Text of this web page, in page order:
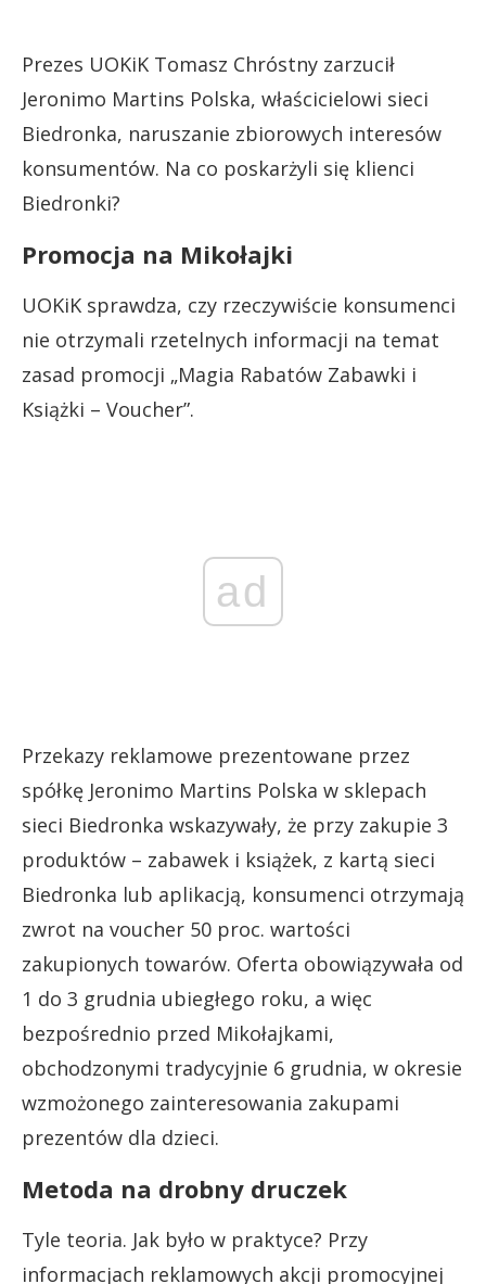
Prezes UOKiK Tomasz Chróstny zarzucił
Jeronimo Martins Polska, właścicielowi sieci
Biedronka, naruszanie zbiorowych interesów
konsumentów. Na co poskarżyli się klienci
Biedronki?
Promocja na Mikołajki
UOKiK sprawdza, czy rzeczywiście konsumenci
nie otrzymali rzetelnych informacji na temat
zasad promocji „Magia Rabatów Zabawki i
Książki – Voucher”.
ad
Przekazy reklamowe prezentowane przez
spółkę Jeronimo Martins Polska w sklepach
sieci Biedronka wskazywały, że przy zakupie 3
produktów – zabawek i książek, z kartą sieci
Biedronka lub aplikacją, konsumenci otrzymają
zwrot na voucher 50 proc. wartości
zakupionych towarów. Oferta obowiązywała od
1 do 3 grudnia ubiegłego roku, a więc
bezpośrednio przed Mikołajkami,
obchodzonymi tradycyjnie 6 grudnia, w okresie
wzmożonego zainteresowania zakupami
prezentów dla dzieci.
Metoda na drobny druczek
Tyle teoria. Jak było w praktyce? Przy
informacjach reklamowych akcji promocyjnej